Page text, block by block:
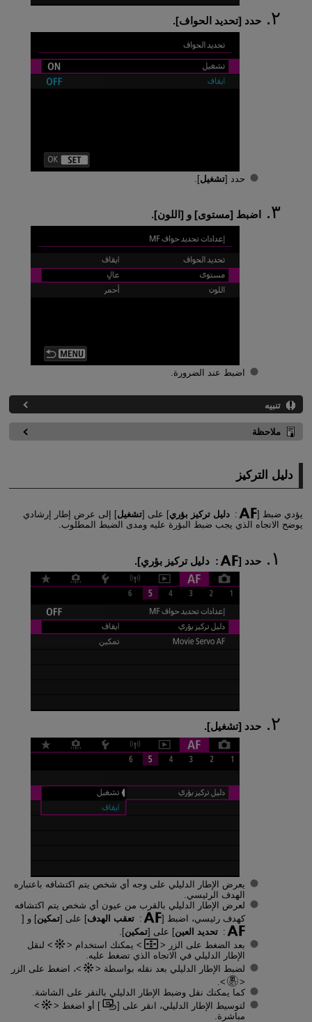
حدد [تحديد الحواف].
حدد [تشغيل].
اضبط [مستوى] و [اللون].
اضبط عند الضرورة.
تنبيه
ملاحظة
دليل التركيز
يؤدي ضبط [ : دليل تركيز بؤري] على [تشغيل] إلى عرض إطار إرشادي
يوضح الاتجاه الذي يجب ضبط البؤرة عليه ومدى الضبط المطلوب.
حدد [ : دليل تركيز بؤري].
حدد [تشغيل].
يعرض الإطار الدليلي على وجه أي شخص يتم اكتشافه باعتباره
الهدف الرئيسي.
لعرض الإطار الدليلي بالقرب من عيون أي شخص يتم اكتشافه
كهدف رئيسي، اضبط [
: تعقب الهدف] على [تمكين] و [
: تحديد العين] على [تمكين].
بعد الضغط على الزر
يمكنك استخدام
لنقل
الإطار الدليلي في الاتجاه الذي تضغط عليه.
لضبط الإطار الدليلي بعد نقله بواسطة
، اضغط على الزر
.
كما يمكنك نقل وضبط الإطار الدليلي بالنقر على الشاشة.
لتوسيط الإطار الدليلي، انقر على [
] أو اضغط
مباشرة.